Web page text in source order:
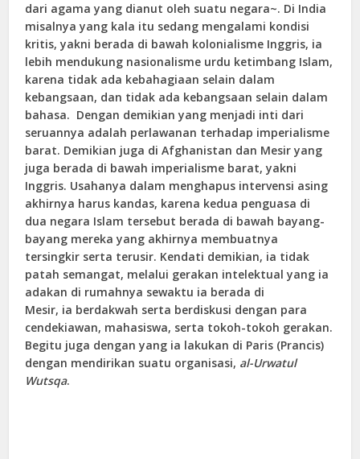
dari agama yang dianut oleh suatu negara~. Di India
misalnya yang kala itu sedang mengalami kondisi
kritis, yakni berada di bawah kolonialisme Inggris, ia
lebih mendukung nasionalisme urdu ketimbang Islam,
karena tidak ada kebahagiaan selain dalam
kebangsaan, dan tidak ada kebangsaan selain dalam
bahasa. Dengan demikian yang menjadi inti dari
seruannya adalah perlawanan terhadap imperialisme
barat. Demikian juga di Afghanistan dan Mesir yang
juga berada di bawah imperialisme barat, yakni
Inggris. Usahanya dalam menghapus intervensi asing
akhirnya harus kandas, karena kedua penguasa di
dua negara Islam tersebut berada di bawah bayang-
bayang mereka yang akhirnya membuatnya
tersingkir serta terusir. Kendati demikian, ia tidak
patah semangat, melalui gerakan intelektual yang ia
adakan di rumahnya sewaktu ia berada di
Mesir, ia berdakwah serta berdiskusi dengan para
cendekiawan, mahasiswa, serta tokoh-tokoh gerakan.
Begitu juga dengan yang ia lakukan di Paris (Prancis)
dengan mendirikan suatu organisasi, al-Urwatul
Wutsqa.